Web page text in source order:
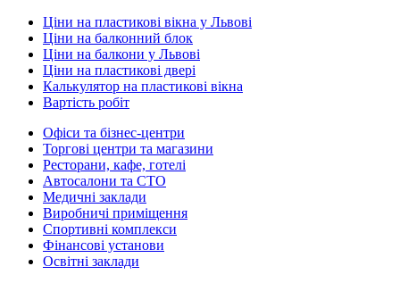
Ціни на пластикові вікна у Львові
Ціни на балконний блок
Ціни на балкони у Львові
Ціни на пластикові двері
Калькулятор на пластикові вікна
Вартість робіт
Офіси та бізнес-центри
Торгові центри та магазини
Ресторани, кафе, готелі
Автосалони та СТО
Медичні заклади
Виробничі приміщення
Спортивні комплекси
Фінансові установи
Освітні заклади